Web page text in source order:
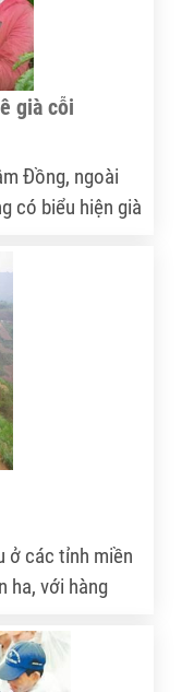
già cỗi
Đồng, ngoài
có biểu hiện già
năng suất và
ở các tỉnh miền
ha, với hàng
hiện đang